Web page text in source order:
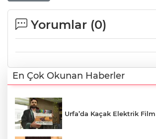
Yorumlar (0)
En Çok Okunan Haberler
Urfa’da Kaçak Elektrik